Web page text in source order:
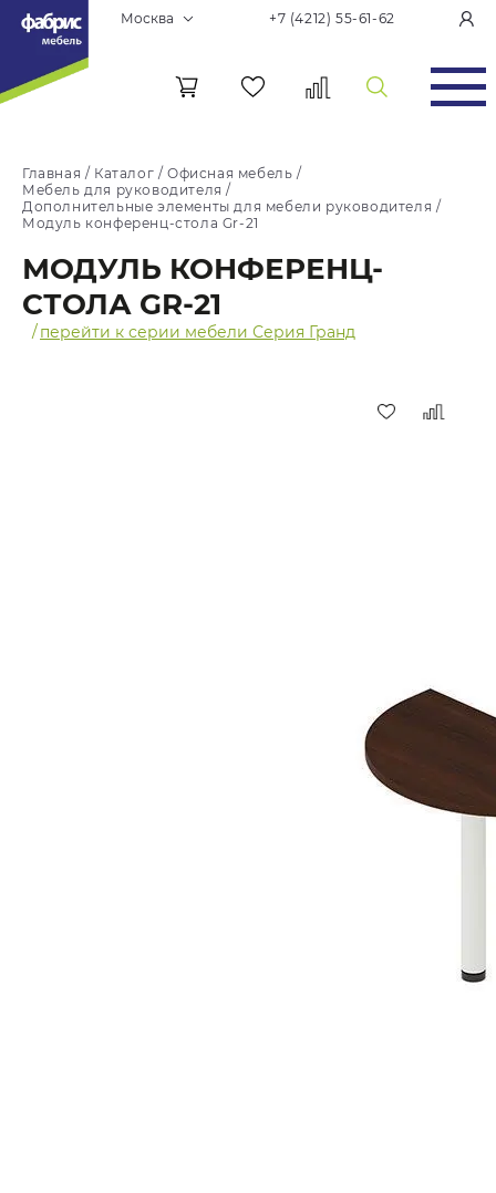
Москва +7 (4212) 55-61-62
Главная / Каталог /Офисная мебель /
Мебель для руководителя /
Дополнительные элементы для мебели руководителя /
Модуль конференц-стола Gr-21
МОДУЛЬ КОНФЕРЕНЦ-
СТОЛА GR-21
/перейти к серии мебели Серия Гранд